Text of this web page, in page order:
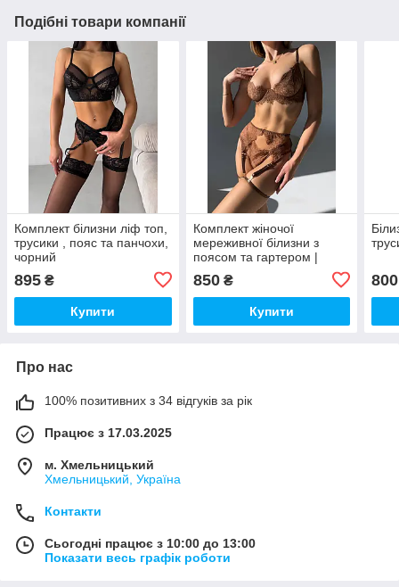
Подібні товари компанії
Комплект білизни ліф топ,
трусики , пояс та панчохи,
чорний
895 ₴
Купити
Комплект жіночої
мереживної білизни з
поясом та гартером |
шоколадного кольору
850₴
Купити
800
Про нас
100% позитивних з 34 відгуків за рік
Працює з 17.03.2025
м. Хмельницький
Хмельницький, Україна
Контакти
Сьогодні працює з 10:00 до 13:00
Показати весь графік роботи